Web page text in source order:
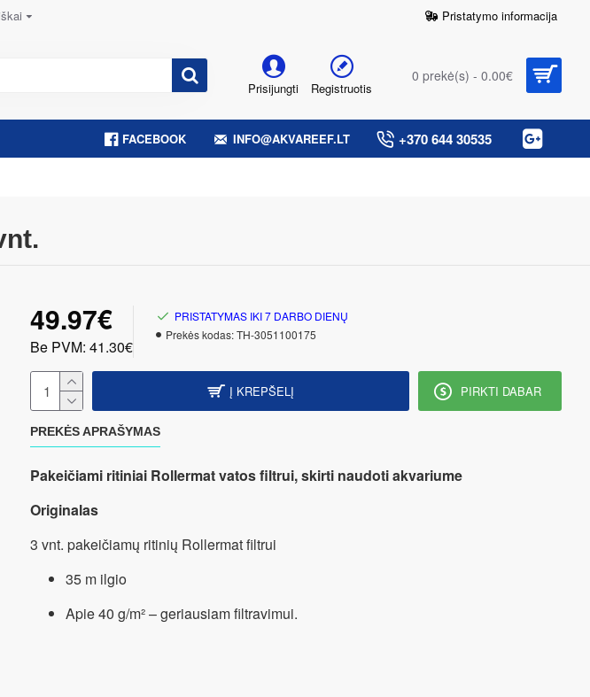
Pristatymo informacija
Prisijungti Registruotis
0 prekė(s) - 0.00€
FACEBOOK INFO@AKVAREEF.LT +370 644 30535
49.97€
Be PVM: 41.30€
PRISTATYMAS IKI 7 DARBO DIENŲ
Prekės kodas:TH-3051100175
Į KREPŠELĮ PIRKTI DABAR
PREKĖS APRAŠYMAS
Pakeičiami ritiniai Rollermat vatos filtrui, skirti naudoti akvariume
Originalas
3 vnt. pakeičiamų ritinių Rollermat filtrui
35 m ilgio
Apie 40 g/m² – geriausiam filtravimui.